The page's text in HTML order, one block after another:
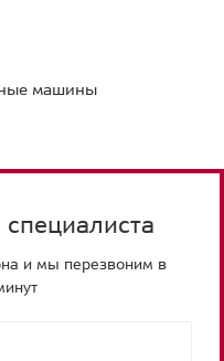
машины
и мы перезвоним в